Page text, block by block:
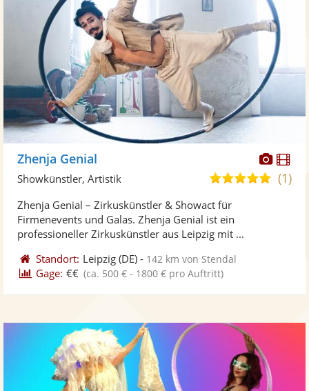
Zhenja Genial
5,0(1)
Showkünstler, Artistik
Zhenja Genial – Zirkuskünstler & Showact für
Firmenevents und Galas. Zhenja Genial ist ein
professioneller Zirkuskünstler aus Leipzig mit ...
Standort: Leipzig (DE) - 142 km von Stendal
Gage: €€ (ca. 500 € - 1800 € pro Auftritt)